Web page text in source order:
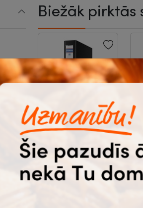
Biežāk pirktās
Mape reģistrs 50
mm, melna,
Premium|
784